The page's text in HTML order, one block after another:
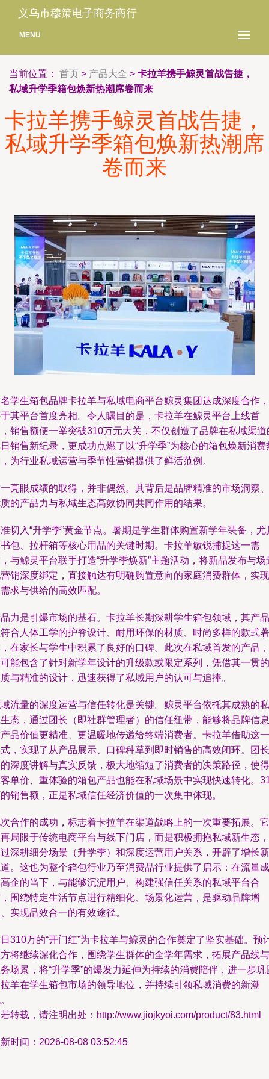
义乌市穆策电子商务商行
MENU
当前位置： 首页 > 产品大全 > 卡拉羊携手鲸灵首战告捷，
私域升学季箱包焕新热潮席卷而来
卡拉羊携手鲸灵首战告捷，
私域升学季箱包焕新热潮席
卷而来
学生箱包品牌卡拉羊与私域电商平台鲸灵集团达成深度合作，
其平台首度亮相。令人瞩目的是，卡拉羊在鲸灵平台上线首
销售额便一举突破310万元大关，不仅创造了品牌在私域渠道
销售新纪录，更成功点燃了以“升学季”为核心的箱包焕新消费
为行业私域运营与季节性营销提供了鲜活范例。
亮眼成绩的取得，并非偶然。其背后是品牌精准的市场洞察、
的产品力与私域生态高效协同共同作用的结果。
切入“升学季”黄金节点。暑期是学生群体购置新学年装备，尤
包、拉杆箱等核心用品的关键时期。卡拉羊敏锐捕捉这一需
与鲸灵平台联手打造“升学季焕新”主题活动，将新品发布与场
销深度绑定，直接触达有明确购置意向的家庭消费群体，实现
求与供给的高效匹配。
力是引爆市场的基石。卡拉羊长期深耕学生箱包领域，其产品
合人体工学的护脊设计、耐用环保的材质、时尚多样的款式著
在家长与学生中积累了良好的口碑。此次在私域首发的产品，
能包含了针对新学年设计的升级款或限定系列，凭借其一贯的
与精准的设计，迅速获得了私域用户的认可与追捧。
流量的深度运营与信任转化是关键。鲸灵平台依托其成熟的私
态，通过团长（即社群管理者）的信任纽带，能够将品牌信息
品价值更精准、更温暖地传递给终端消费者。卡拉羊借助这一
，实现了从产品展示、口碑种草到即时销售的高效闭环。团长
深度讲解与真实反馈，极大地缩短了消费者的决策路径，使得
单价、重体验的箱包产品也能在私域场景中实现快速转化。
销售额，正是私域信任经济价值的一次集中体现。
合作的成功，标志着卡拉羊在渠道战略上的一次重要拓展。它
局限于传统电商平台与线下门店，而是积极拥抱私域新生态，
深耕细分场景（升学季）和深度运营用户关系，开辟了增长新
。这也为整个箱包行业乃至消费品行业提供了启示：在流量成
企的当下，与能够沉淀用户、构建强信任关系的私域平台合
围绕特定生活节点进行精细化、场景化运营，是驱动品牌增
实现品效合一的有效途径。
310万的“开门红”为卡拉羊与鲸灵的合作奠定了坚实基础。预
将继续深化合作，围绕学生群体的全学年需求，拓展产品线与
场景，将“升学季”的爆发力延伸为持续的消费陪伴，进一步巩
羊在学生箱包市场的领导地位，并持续引领私域消费的新潮
转载，请注明出处：http://www.jiojkyoi.com/product/83.html
时间：2026-08-08 03:52:45